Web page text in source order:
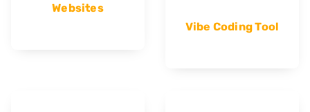
Websites
Vibe Coding Tool